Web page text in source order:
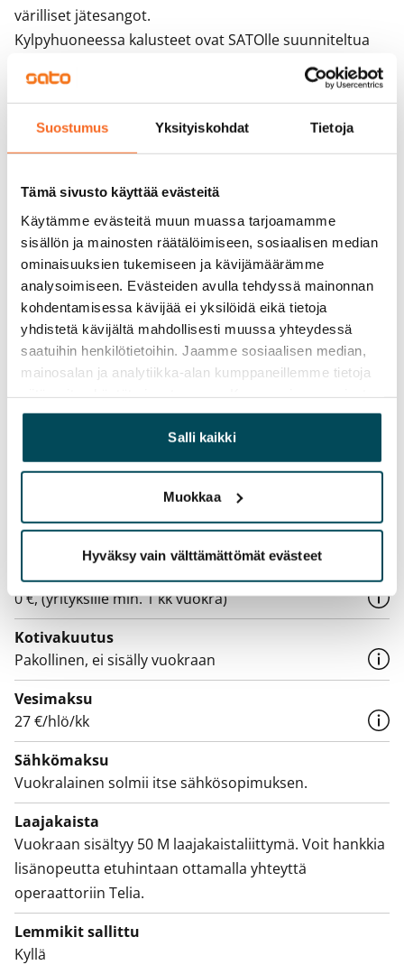
Suostumus Yksityiskohdat Tietoja
Tämä sivusto käyttää evästeitä
Käytämme evästeitä muun muassa tarjoamamme
sisällön ja mainosten räätälöimiseen, sosiaalisen median
ominaisuuksien tukemiseen ja kävijämäärämme
analysoimiseen. Evästeiden avulla tehdyssä mainonnan
kohdentamisessa kävijää ei yksilöidä eikä tietoja
yhdistetä kävijältä mahdollisesti muussa yhteydessä
saatuihin henkilötietoihin. Jaamme sosiaalisen median,
mainosalan ja analytiikka-alan kumppaneillemme tietoja
yhdistää näitä tietoja muihin tietoihin, joita olet antanut
heille tai joita on kerätty, kun olet käyttänyt heidän
palvelujaan.
Salli kaikki
Muokkaa
Hyväksy vain välttämättömät evästeet
värilliset jätesangot.
Kylpyhuoneessa kalusteet ovat SATOlle suunniteltua
Kide-mallistoa. Kalusteiden väri on valkoinen. Malliston
massiivilaminaattia olevat kalusteet on valmistettu
ja lattian laatoituksen sävy on harmaa.
pyykinpesukoneelle.
kaukolämpö. Eteisessä ja kylpyhuoneessa on kiinteät
valaisimet. Vesi laskutetaan kulutuksen mukaan.
Hämeentie 40 kiinteistö ja huoneistot ovat savuttomia,
pihalla on tupakkapaikka.
Sopimus ja maksut
Vapautuminen
Varallisuusrajat
Vuokra
Vuokravakuus
0 €, (yrityksille min. 1 kk vuokra)
Kotivakuutus
Pakollinen, ei sisälly vuokraan
Vesimaksu
27 €/hlö/kk
Sähkömaksu
Vuokralainen solmii itse sähkösopimuksen.
Laajakaista
Vuokraan sisältyy 50 M laajakaistaliittymä. Voit hankkia
lisänopeutta etuhintaan ottamalla yhteyttä
operaattoriin Telia.
Lemmikit sallittu
Kyllä